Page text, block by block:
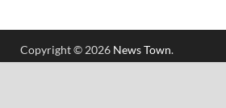
Copyright © 2026 News Town.